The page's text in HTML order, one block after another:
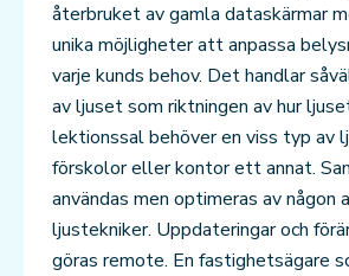
återbruket av gamla dataskärmar
unika möjligheter att anpassa
varje kunds behov. Det handlar
av ljuset som riktningen av hur
lektionssal behöver en viss typ av
förskolor eller kontor ett annat.
användas men optimeras av någon
ljustekniker. Uppdateringar och
göras remote. En fastighetsägare